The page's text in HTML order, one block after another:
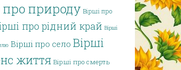
про природу Вірші про
про рідний край Вірші
Вірші про село Вірші
життя Вірші про смерть